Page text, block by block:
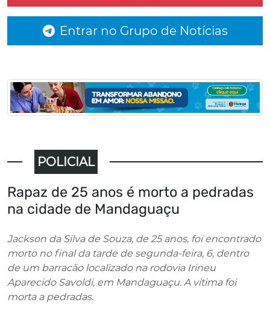
Entrar no Grupo de Notícias
POLICIAL
Rapaz de 25 anos é morto a pedradas
na cidade de Mandaguaçu
Jackson da Silva de Souza, de 25 anos, foi encontrado
morto no final da tarde de segunda-feira, 6, dentro
de um barracão localizado na rodovia Irineu
Aparecido Savoldi, em Mandaguaçu. A vítima foi
morta a pedradas.